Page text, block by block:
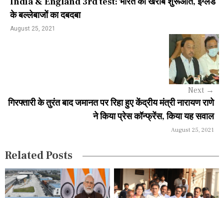
n
a
a
o
n
के बल्लेबाजों का दबदबा
August 25, 2021
Next →
गिरफ्तारी के तुरंत बाद जमानत पर रिहा हुए केंद्रीय मंत्री नारायण राणे
ने किया प्रेस कॉन्फ्रेंस, किया यह सवाल
August 25, 2021
Related Posts